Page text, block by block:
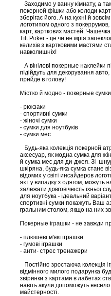
Заходимо у ванну кімнату, а
покерной фішки або колоди
зберігає його. А на кухні й
логотипом одного з покеррумов,
карт, карткових мастей.
Tіlt Poker - це чи не мрія
келихів з картковими мастями
навколишніх!
А вінілові покерные наклейки
підійдуть для декорування
прийде в голову!
Містко й модно - покерные
- рюкзаки
- спортивні сумки
- жіночі сумки
- сумки для ноутбуків
- сумки мес
Будь-яка колекція покерной
аксесуар, як модна сумка для
й сумка мес для ди-джея. Зі
шкіряна, будь-яка сумка стане
відомих у світі инсайдеров
як і у випадку з одягом, можуть
залежати довговічність їхньої
для ноутбука - ідеальний
спортивні сумки покажуть Ваш
гральним столом, якщо на них
Покерные іграшки - не завжди
- плюшеві м'які іграшки
- гумові іграшки
- анти- стрес тренажери
Постійно зростаюча колекція
відмінного милого подарунка
звіринки з картами в лабетах
навіть акули допоможуть
майстерності.